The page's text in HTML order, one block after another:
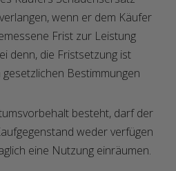
wenn er dem Käufer
Frist zur Leistung
denn, die Fristsetzung ist
Bestimmungen
besteht, darf der
weder verfügen
eine Nutzung einräumen.